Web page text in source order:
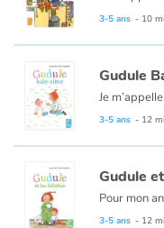
Catalogue anglais
Contraste +
Aide
Accueil
3-5 ans - 10
Gudule
3-5 ans - 12
Gudule
3-5 ans - 12